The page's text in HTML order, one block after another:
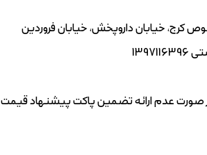
18 جاده مخصوص کرج، خیابان داروپخش، خیابان فروردین
قیمت پیشنهادی) – در صورت عدم ارائه تضمین پاکت پیشنهاد قیمت